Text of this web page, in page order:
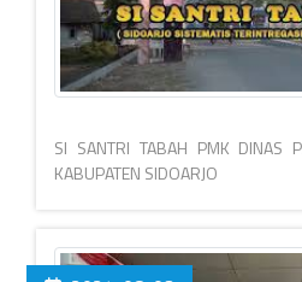
SI SANTRI TABAH PMK DINAS
KABUPATEN SIDOARJO